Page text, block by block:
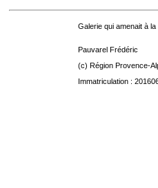
Galerie qui amenait à
Pauvarel Frédéric
(c) Région Provence-
Immatriculation :